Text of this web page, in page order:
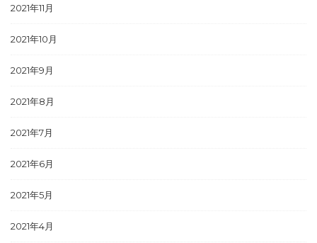
2021年11月
2021年10月
2021年9月
2021年8月
2021年7月
2021年6月
2021年5月
2021年4月